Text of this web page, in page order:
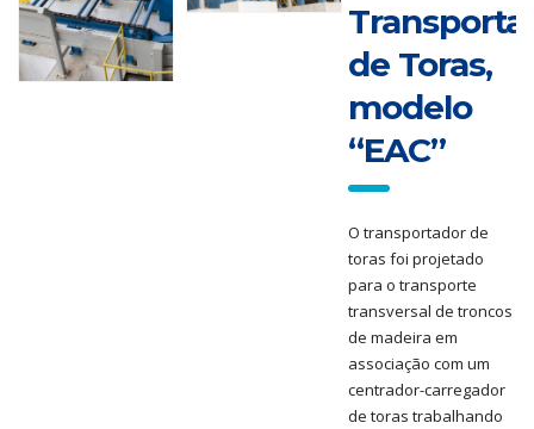
de Toras,
modelo
“EAC”
O transportador de
toras foi projetado
para o transporte
transversal de troncos
de madeira em
associação com um
centrador-carregador
de toras trabalhando